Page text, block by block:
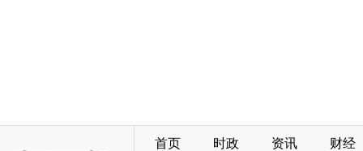
首页 时政 资讯 财经